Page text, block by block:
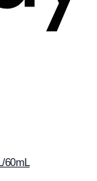
60mL